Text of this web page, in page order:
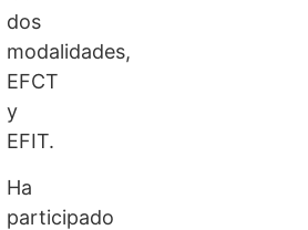
dos
modalidades,
EFCT
y
EFIT.
Ha
participado